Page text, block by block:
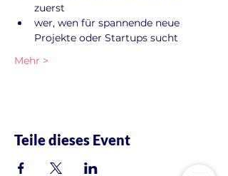
zuerst
wer, wen für spannende neue
Projekte oder Startups sucht
Mehr >
Teile dieses Event